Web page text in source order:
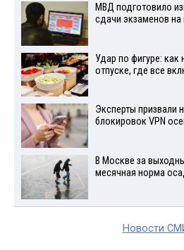
МВД подготовило
сдачи экзаменов на
Удар по фигуре: как
отпуске, где все
Эксперты призвали
блокировок VPN
В Москве за
месячная норма
Новости